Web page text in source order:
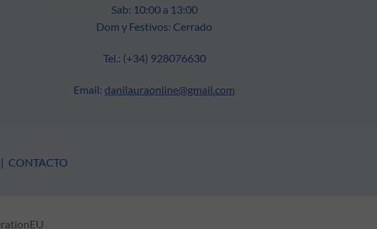
Sab: 10:00 a 13:00
Dom y Festivos: Cerrado
Tel.: (+34) 928076630
Email: danilauraonline@gmail.com
| CONTACTO